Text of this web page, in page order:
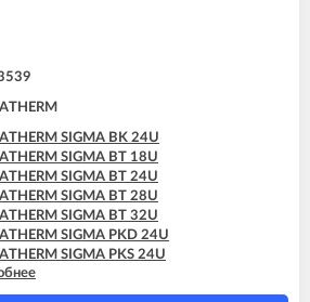
SIGMA BK 24U
SIGMA BT 18U
SIGMA BT 24U
SIGMA BT 28U
SIGMA BT 32U
SIGMA PKD 24U
SIGMA PKS 24U
SIGMA PTD 24U
SIGMA PTD 28U